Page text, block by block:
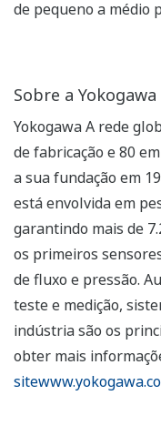
de pequeno a médio
Sobre a Yokogawa
Yokogawa A rede
de fabricação e 80
a sua fundação em
está envolvida em
garantindo mais de
os primeiros
de fluxo e pressão.
teste e medição,
indústria são os
obter mais